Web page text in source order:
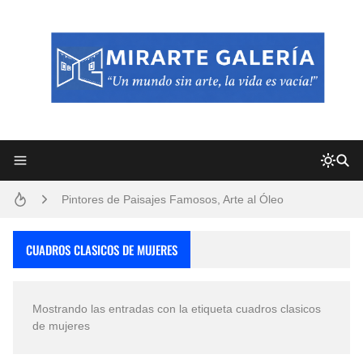
Pintores de Paisajes Famosos, Arte al Óleo
CUADROS CLASICOS DE MUJERES
Mostrando las entradas con la etiqueta cuadros clasicos
de mujeres